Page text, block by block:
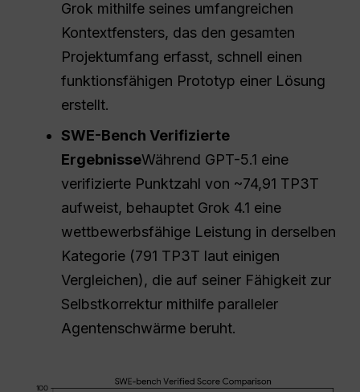
Grok mithilfe seines umfangreichen
Kontextfensters, das den gesamten
Projektumfang erfasst, schnell einen
funktionsfähigen Prototyp einer Lösung
erstellt.
SWE-Bench Verifizierte
ErgebnisseWährend GPT-5.1 eine
verifizierte Punktzahl von ~74,91 TP3T
aufweist, behauptet Grok 4.1 eine
wettbewerbsfähige Leistung in derselben
Kategorie (791 TP3T laut einigen
Vergleichen), die auf seiner Fähigkeit zur
Selbstkorrektur mithilfe paralleler
Agentenschwärme beruht.